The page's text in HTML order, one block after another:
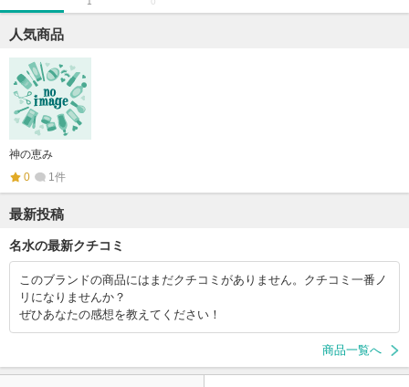
人気商品
神の恵み
0
1件
最新投稿
名水の最新クチコミ
このブランドの商品にはまだクチコミがありません。クチコミ一番ノ
リになりませんか？
ぜひあなたの感想を教えてください！
商品一覧へ